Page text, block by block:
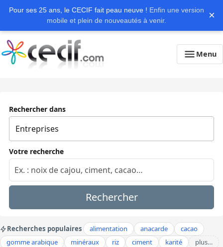
Pour ses 25 ans, le CECIF fait peau neuve ! Enfin une version
mobile et plein de nouveautés à venir.
×
Menu
Rechercher dans
Votre recherche
Rechercher
Recherches populaires alimentation anacarde
cacao
gomme arabique
minéraux riz ciment karité plus…